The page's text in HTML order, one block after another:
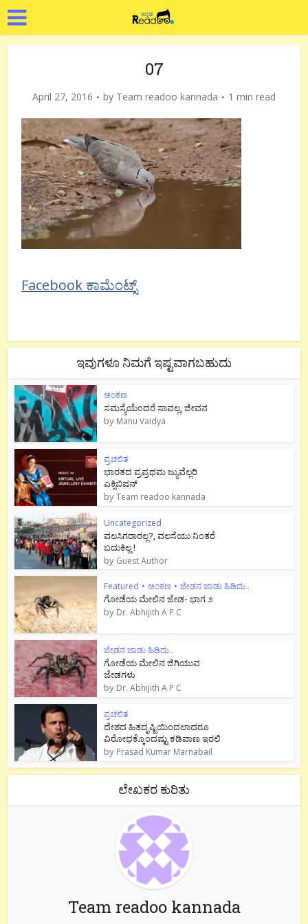
07
April 27, 2016 by Team readoo kannada 1 min read
Facebook ಕಾಮೆಂಟ್ಸ್
ಇವುಗಳೂ ನಿಮಗೆ ಇಷ್ಟವಾಗಬಹುದು
ಅಂಕಣ
ಸಮಸ್ಯೆಯೆಂದರೆ ಸಾವಲ್ಲ, ಜೀವನ
by Manu Vaidya
ಪ್ರಚಲಿತ
ಭಾರತದ ಪ್ರಪ್ರಥಮ ಜ್ಯುವೆಲ್ಲರಿ
ಎಕ್ಸಿಬಿಷನ್
byTeam readoo kannada
Uncategorized
ವಲಸಿಗರಾರಲ್ಲ?, ವಲಸೆಯು ನಿಂತರೆ
ಬದುಕಿಲ್ಲ !
by Guest Author
Featured • ಅಂಕಣ • ಜೇಡನ ಜಾಡು ಹಿಡಿದು..
ಗೋಡೆಯ ಮೇಲಿನ ಜೇಡ- ಭಾಗ ೨
by Dr. Abhijith A P C
ಜೇಡನ ಜಾಡು ಹಿಡಿದು..
ಗೋಡೆಯ ಮೇಲಿನ ಜಿಗಿಯುವ
ಜೇಡಗಳು
by Dr. Abhijith A P C
ಪ್ರಚಲಿತ
ದೇಶದ ಹಿತದೃಷ್ಟಿಯಿಂದಲಾದರೂ
ವಿರೋಧಕ್ಕೊಂದಷ್ಟು ಕಡಿವಾಣ ಇರಲಿ
by Prasad Kumar Marnabail
ಲೇಖಕರ ಕುರಿತು
Team readoo kannada